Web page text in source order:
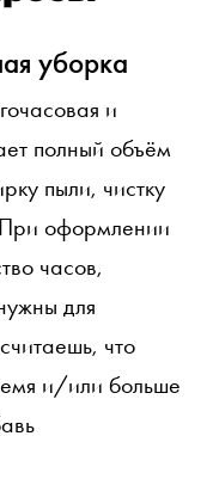
уборка
и
полный объём
пыли, чистку
оформлении
часов,
для
что
и/или больше